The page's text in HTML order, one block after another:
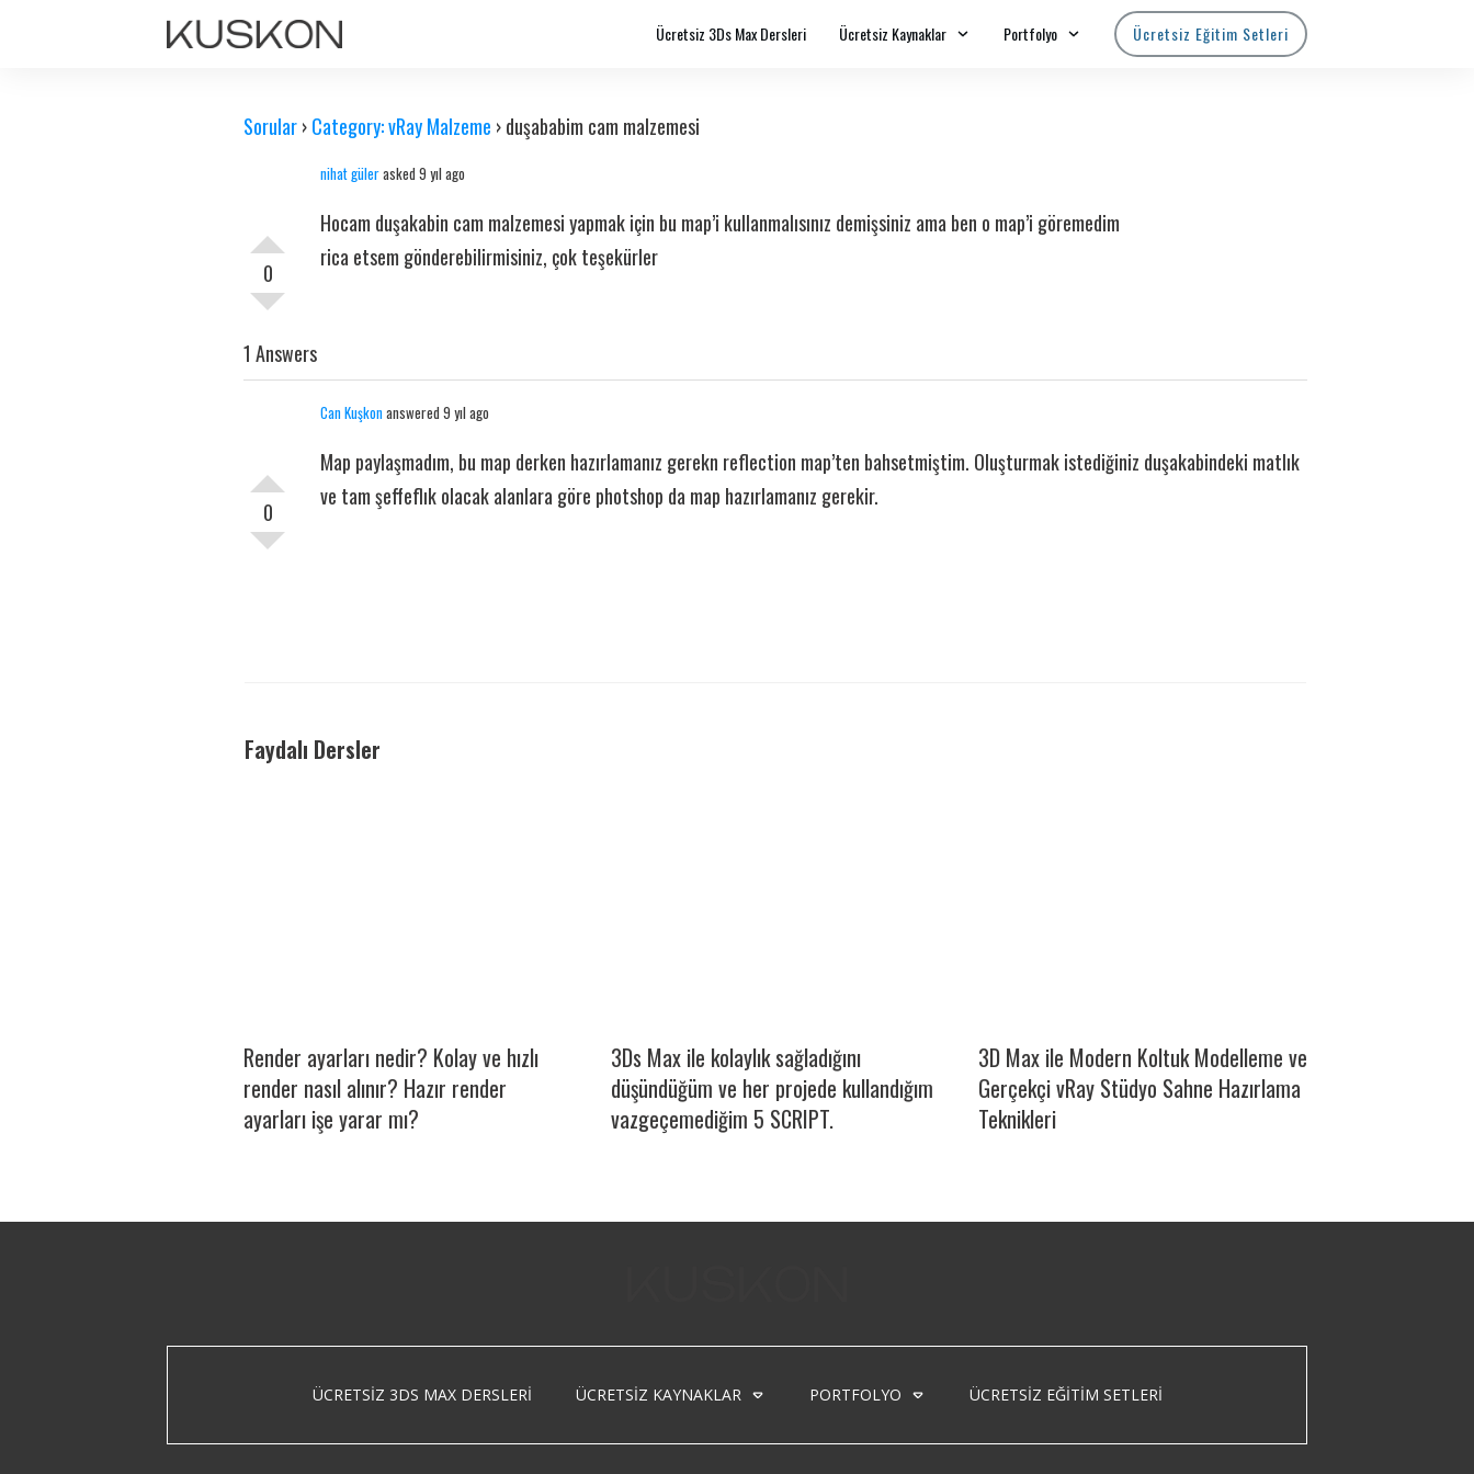
Ücretsiz 3Ds Max Dersleri Ücretsiz Kaynaklar Portfolyo Ücretsiz Eğitim Setleri
Sorular›Category: vRay Malzeme ›duşababim cam malzemesi
0
nihat gülerasked 9 yıl ago
Hocam duşakabin cam malzemesi yapmak için bu map’i kullanmalısınız demişsiniz ama ben o map’i göremedim
rica etsem gönderebilirmisiniz, çok teşekürler
1 Answers
0
Can Kuşkonanswered 9 yıl ago
Map paylaşmadım, bu map derken hazırlamanız gerekn reflection map’ten bahsetmiştim. Oluşturmak istediğiniz duşakabindeki matlık
ve tam şeffeflık olacak alanlara göre photshop da map hazırlamanız gerekir.
Faydalı Dersler
Render ayarları nedir? Kolay ve hızlı
render nasıl alınır? Hazır render
ayarları işe yarar mı?
3Ds Max ile kolaylık sağladığını
düşündüğüm ve her projede kullandığım
vazgeçemediğim 5 SCRIPT.
3D Max ile Modern Koltuk Modelleme ve
Gerçekçi vRay Stüdyo Sahne Hazırlama
Teknikleri
ÜCRETSIZ 3DS MAX DERSLERI ÜCRETSIZ KAYNAKLAR PORTFOLYO ÜCRETSIZ EĞITIM SETLERI